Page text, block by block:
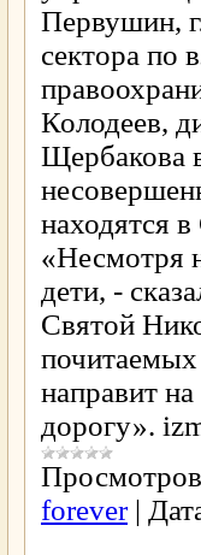
Первушин,
сектора по
Колодеев,
Щербакова
находятся
«Несмотря
дети, -
Святой
направит
дорогу».
forever |